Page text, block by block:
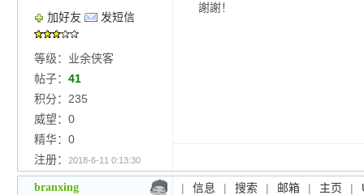
加好友 发短信
等级：业余侠客
帖子： 41
积分：235
威望：0
精华：0
注册：
2018-6-11 0:13:30
謝謝！
branxing | 信息 | 搜索 | 邮箱 | 主页 |